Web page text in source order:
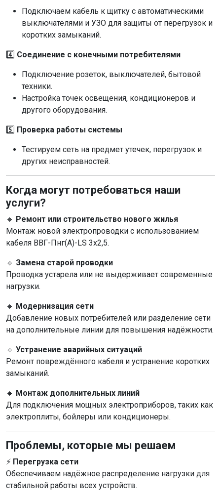
Подключаем кабель к щитку с автоматическими
выключателями и УЗО для защиты от перегрузок и
коротких замыканий.
4️⃣ Соединение с конечными потребителями
Подключение розеток, выключателей, бытовой
техники.
Настройка точек освещения, кондиционеров и
другого оборудования.
5️⃣ Проверка работы системы
Тестируем сеть на предмет утечек, перегрузок и
других неисправностей.
Когда могут потребоваться наши
услуги?
🔹 Ремонт или строительство нового жилья
Монтаж новой электропроводки с использованием
кабеля ВВГ-Пнг(А)-LS 3х2,5.
🔹 Замена старой проводки
Проводка устарела или не выдерживает современные
нагрузки.
🔹 Модернизация сети
Добавление новых потребителей или разделение сети
на дополнительные линии для повышения надёжности.
🔹 Устранение аварийных ситуаций
Ремонт повреждённого кабеля и устранение коротких
замыканий.
🔹 Монтаж дополнительных линий
Для подключения мощных электроприборов, таких как
электроплиты, бойлеры или кондиционеры.
Проблемы, которые мы решаем
⚡ Перегрузка сети
Обеспечиваем надёжное распределение нагрузки для
стабильной работы всех устройств.